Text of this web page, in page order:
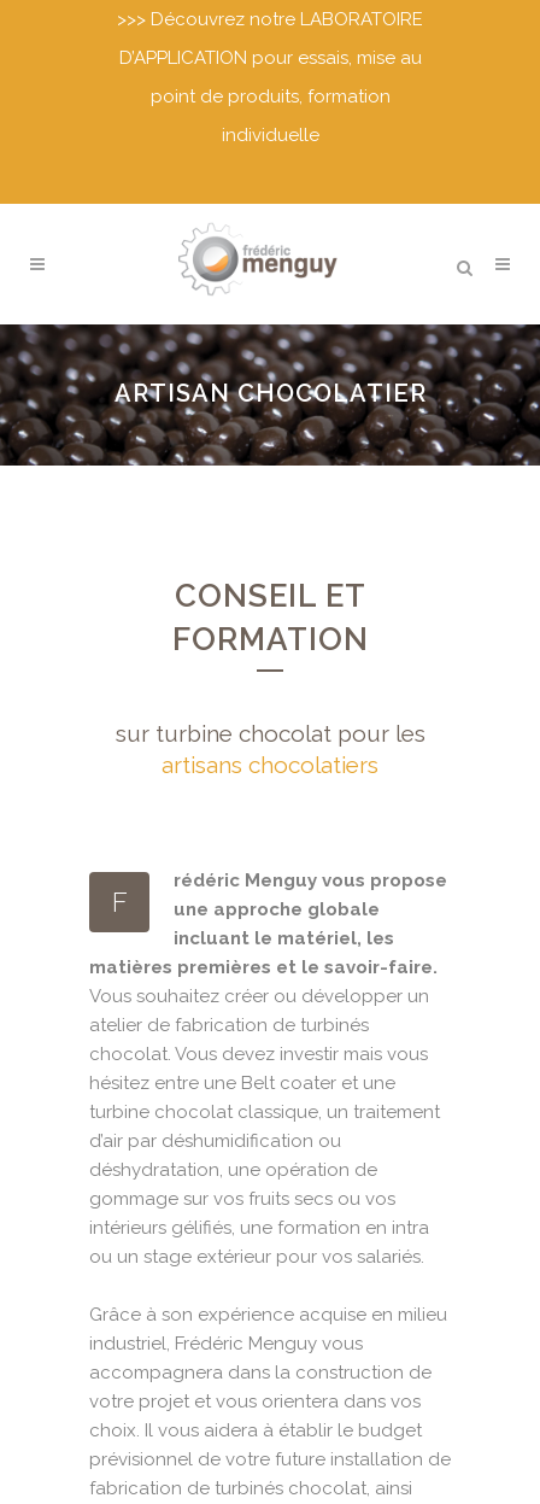
>>> Découvrez notre LABORATOIRE
D’APPLICATION pour essais, mise au
point de produits, formation
individuelle
ARTISAN CHOCOLATIER
CONSEIL ET
FORMATION
sur turbine chocolat pour les
artisans chocolatiers
F
rédéric Menguy vous propose
une approche globale
incluant le matériel, les
matières premières et le savoir-faire.
Vous souhaitez créer ou développer un
atelier de fabrication de turbinés
chocolat. Vous devez investir mais vous
hésitez entre une Belt coater et une
turbine chocolat classique, un traitement
d’air par déshumidification ou
déshydratation, une opération de
gommage sur vos fruits secs ou vos
intérieurs gélifiés, une formation en intra
ou un stage extérieur pour vos salariés.
Grâce à son expérience acquise en milieu
industriel, Frédéric Menguy vous
accompagnera dans la construction de
votre projet et vous orientera dans vos
choix. Il vous aidera à établir le budget
prévisionnel de votre future installation de
fabrication de turbinés chocolat, ainsi